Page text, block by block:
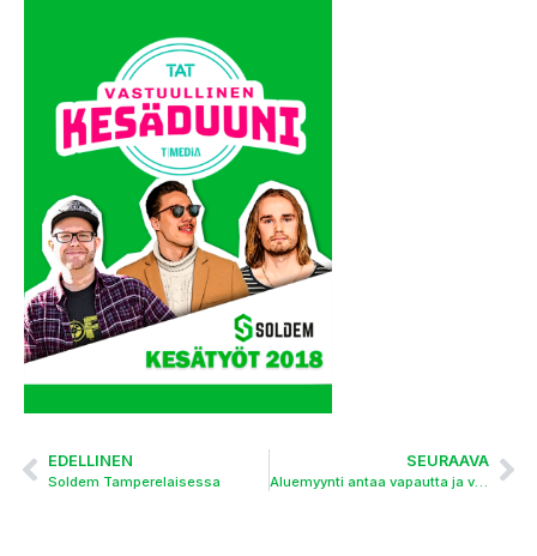
EDELLINEN
Soldem Tamperelaisessa
SEURAAVA
Aluemyynti antaa vapautta ja vastuuta